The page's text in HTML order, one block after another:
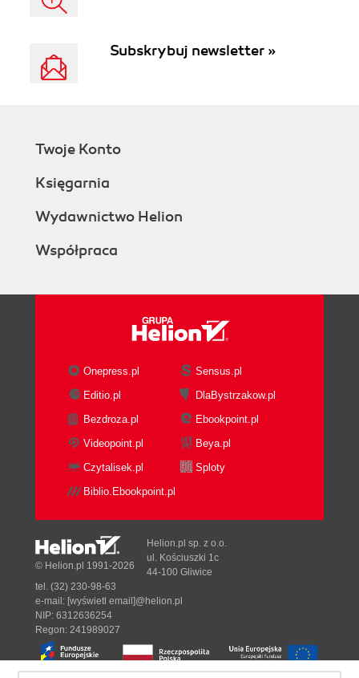
Subskrybuj newsletter »
Twoje Konto
Księgarnia
Wydawnictwo Helion
Współpraca
Onepress.pl
Sensus.pl
Editio.pl
DlaBystrzakow.pl
Bezdroza.pl
Ebookpoint.pl
Videopoint.pl
Beya.pl
Czytalisek.pl
Sploty
Biblio.Ebookpoint.pl
© Helion.pl 1991-2026
Helion.pl sp. z o.o.
ul. Kościuszki 1c
44-100 Gliwice
tel. (32) 230-98-63
e-mail: [wyświetl email]@helion.pl
NIP: 6312636254
Regon: 241989027